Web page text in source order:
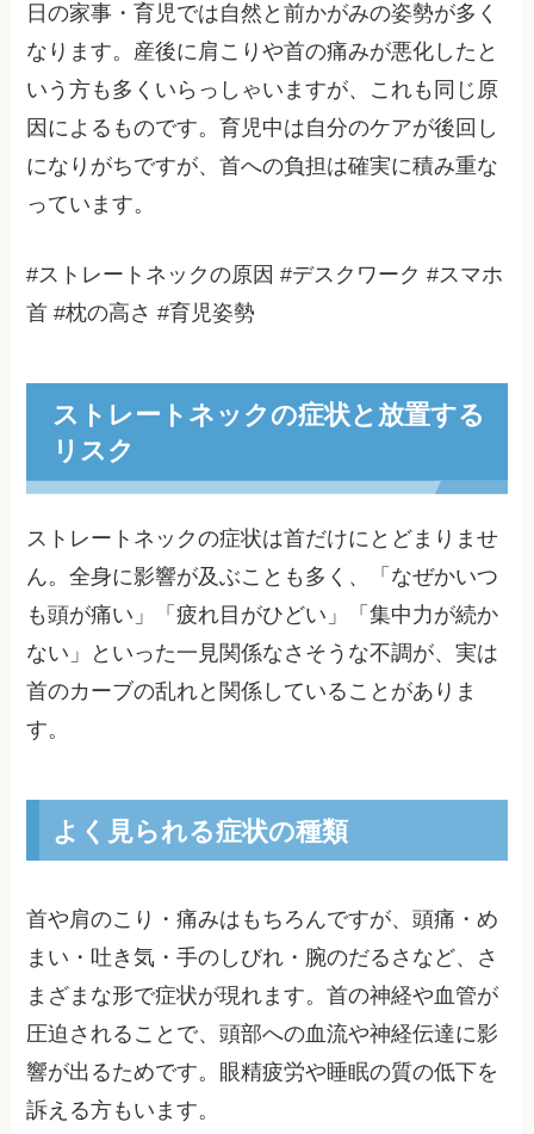
日の家事・育児では自然と前かがみの姿勢が多く
なります。産後に肩こりや首の痛みが悪化したと
いう方も多くいらっしゃいますが、これも同じ原
因によるものです。育児中は自分のケアが後回し
になりがちですが、首への負担は確実に積み重な
っています。
#ストレートネックの原因 #デスクワーク #スマホ
首 #枕の高さ #育児姿勢
ストレートネックの症状と放置する
リスク
ストレートネックの症状は首だけにとどまりませ
ん。全身に影響が及ぶことも多く、「なぜかいつ
も頭が痛い」「疲れ目がひどい」「集中力が続か
ない」といった一見関係なさそうな不調が、実は
首のカーブの乱れと関係していることがありま
す。
よく見られる症状の種類
首や肩のこり・痛みはもちろんですが、頭痛・め
まい・吐き気・手のしびれ・腕のだるさなど、さ
まざまな形で症状が現れます。首の神経や血管が
圧迫されることで、頭部への血流や神経伝達に影
響が出るためです。眼精疲労や睡眠の質の低下を
訴える方もいます。